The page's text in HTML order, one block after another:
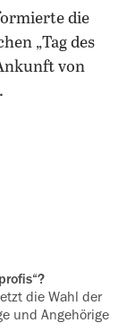
die
„Tag des
von
teilen
die Wahl der
und ‍Angehörige